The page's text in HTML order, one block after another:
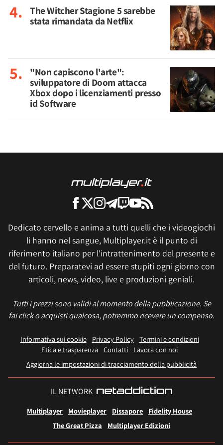
The Witcher Stagione 5 sarebbe
stata rimandata da Netflix
"Non capiscono l'arte":
sviluppatore di Doom attacca
Xbox dopo i licenziamenti presso
id Software
Dedicato cervello e anima a tutti quelli che i videogiochi
li hanno nel sangue, Multiplayer.it è il punto di
riferimento italiano per l'intrattenimento del presente e
del futuro. Preparatevi ad essere stupiti ogni giorno con
articoli, news, video, live e produzioni geniali.
Tutti i prezzi sono validi al momento della pubblicazione. Se
fai click o acquisti qualcosa, potremmo ricevere un compenso.
Informativa sui cookie Privacy Policy
Termini e condizioni
Etica e trasparenza Contatti
Lavora con noi
Aggiorna le impostazioni di tracciamento della pubblicità
IL NETWORK
Multiplayer Movieplayer Dissapore
Fidelity House
The Great Pizza
Multiplayer Edizioni